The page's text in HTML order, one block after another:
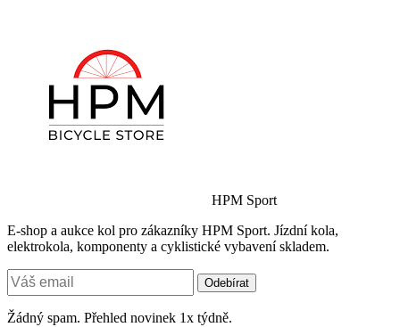
HPM Sport
E-shop a aukce kol pro zákazníky HPM Sport. Jízdní kola,
elektrokola, komponenty a cyklistické vybavení skladem.
Odebírat
Žádný spam. Přehled novinek 1x týdně.